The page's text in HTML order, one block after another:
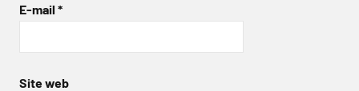
E-mail *
Site web